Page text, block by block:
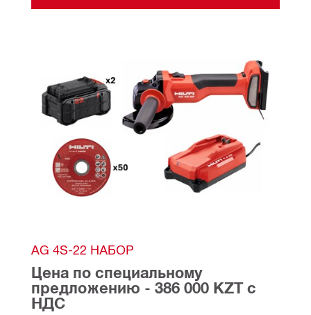
AG 4S-22 НАБОР
Цена по специальному
предложению - 386 000 KZT с
НДС